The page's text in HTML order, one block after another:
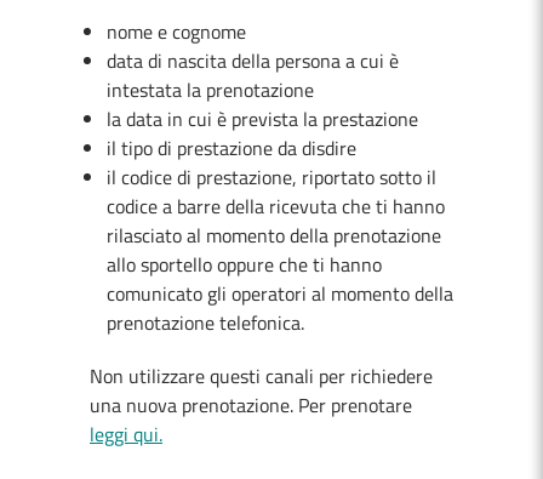
nome e cognome
data di nascita della persona a cui è
intestata la prenotazione
la data in cui è prevista la prestazione
il tipo di prestazione da disdire
il codice di prestazione, riportato sotto il
codice a barre della ricevuta che ti hanno
rilasciato al momento della prenotazione
allo sportello oppure che ti hanno
comunicato gli operatori al momento della
prenotazione telefonica.
Non utilizzare questi canali per richiedere
una nuova prenotazione. Per prenotare
leggi qui.